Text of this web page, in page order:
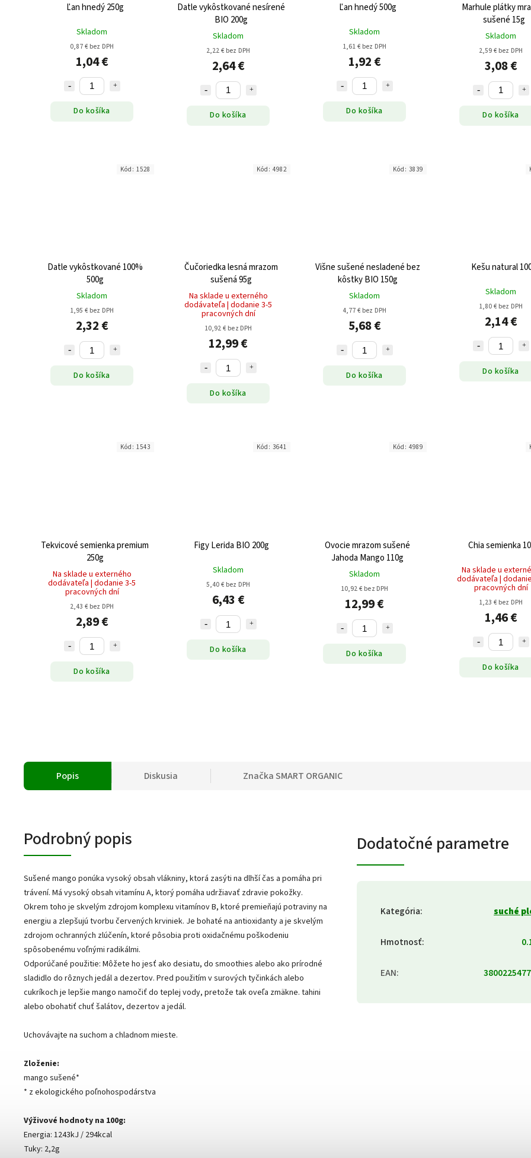
Ľan hnedý 250g
Skladom
0,87 € bez DPH
1,04 €
Do košíka
Datle vykôstkované nesírené
BIO 200g
Skladom
2,22 € bez DPH
2,64 €
Do košíka
Ľan hnedý 500g
Skladom
1,61 € bez DPH
1,92 €
Do košíka
Marhule plátky
sušené 15g
Skladom
2,59 € bez DPH
3,08 €
Do košíka
Datle vykôstkované 100%
500g
Skladom
1,95 € bez DPH
2,32 €
Do košíka
Kód: 1528
Čučoriedka lesná mrazom
sušená 95g
Na sklade u externého
dodávateľa | dodanie 3-5
pracovných dní
10,92 € bez DPH
12,99 €
Do košíka
Kód: 4982
Višne sušené nesladené bez
kôstky BIO 150g
Skladom
4,77 € bez DPH
5,68 €
Do košíka
Kód: 3839
Kešu natural
Skladom
1,80 € bez DPH
2,14 €
Do košíka
Tekvicové semienka premium
250g
Na sklade u externého
dodávateľa | dodanie 3-5
pracovných dní
2,43 € bez DPH
2,89 €
Do košíka
Kód: 1543
Figy Lerida BIO 200g
Skladom
5,40 € bez DPH
6,43 €
Do košíka
Kód: 3641
Ovocie mrazom sušené
Jahoda Mango 110g
Skladom
10,92 € bez DPH
12,99 €
Do košíka
Kód: 4989
Chia semienka
Na sklade u
dodávateľa |
pracovných dní
1,23 € bez DPH
1,46 €
Do košíka
Popis Diskusia ZnačkaSMART ORGANIC
Podrobný popis
Sušené mango ponúka vysoký obsah vlákniny, ktorá zasýti na dlhší čas a pomáha pri
trávení. Má vysoký obsah vitamínu A, ktorý pomáha udržiavať zdravie pokožky.
Okrem toho je skvelým zdrojom komplexu vitamínov B, ktoré premieňajú potraviny na
energiu a zlepšujú tvorbu červených krviniek. Je bohaté na antioxidanty a je skvelým
zdrojom ochranných zlúčenín, ktoré pôsobia proti oxidačnému poškodeniu
spôsobenému voľnými radikálmi.
Odporúčané použitie: Môžete ho jesť ako desiatu, do smoothies alebo ako prírodné
sladidlo do rôznych jedál a dezertov. Pred použitím v surových tyčinkách alebo
cukríkoch je lepšie mango namočiť do teplej vody, pretože tak oveľa zmäkne. tahini
alebo obohatiť chuť šalátov, dezertov a jedál.
Uchovávajte na suchom a chladnom mieste.
Zloženie:
mango sušené*
* z ekologického poľnohospodárstva
Výživové hodnoty na 100g:
Energia: 1243kJ / 294kcal
Tuky: 2,2g
Dodatočné parametre
Kategória: suché
Hmotnosť:
EAN: